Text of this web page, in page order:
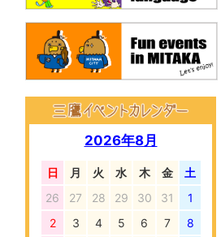
2026年8月
日 月 火 水 木 金
土
26
27 28 29 30 31
1
2
3 4 5 6 7
8